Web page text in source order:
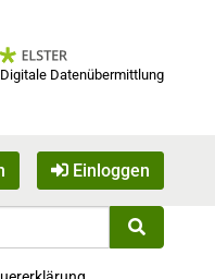
Digitale Datenübermittlung
Einloggen